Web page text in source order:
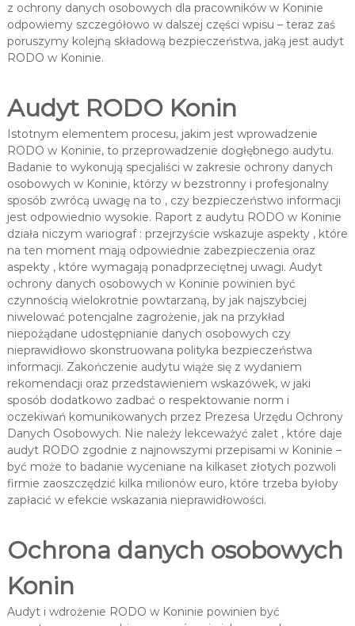
z ochrony danych osobowych dla pracowników w Koninie
odpowiemy szczegółowo w dalszej części wpisu – teraz zaś
poruszymy kolejną składową bezpieczeństwa, jaką jest audyt
RODO w Koninie.
Audyt RODO Konin
Istotnym elementem procesu, jakim jest wprowadzenie
RODO w Koninie, to przeprowadzenie dogłębnego audytu.
Badanie to wykonują specjaliści w zakresie ochrony danych
osobowych w Koninie, którzy w bezstronny i profesjonalny
sposób zwrócą uwagę na to , czy bezpieczeństwo informacji
jest odpowiednio wysokie. Raport z audytu RODO w Koninie
działa niczym wariograf : przejrzyście wskazuje aspekty , które
na ten moment mają odpowiednie zabezpieczenia oraz
aspekty , które wymagają ponadprzeciętnej uwagi. Audyt
ochrony danych osobowych w Koninie powinien być
czynnością wielokrotnie powtarzaną, by jak najszybciej
niwelować potencjalne zagrożenie, jak na przykład
niepożądane udostępnianie danych osobowych czy
nieprawidłowo skonstruowana polityka bezpieczeństwa
informacji. Zakończenie audytu wiąże się z wydaniem
rekomendacji oraz przedstawieniem wskazówek, w jaki
sposób dodatkowo zadbać o respektowanie norm i
oczekiwań komunikowanych przez Prezesa Urzędu Ochrony
Danych Osobowych. Nie należy lekceważyć zalet , które daje
audyt RODO zgodnie z najnowszymi przepisami w Koninie –
być może to badanie wyceniane na kilkaset złotych pozwoli
firmie zaoszczędzić kilka milionów euro, które trzeba byłoby
zapłacić w efekcie wskazania nieprawidłowości.
Ochrona danych osobowych
Konin
Audyt i wdrożenie RODO w Koninie powinien być